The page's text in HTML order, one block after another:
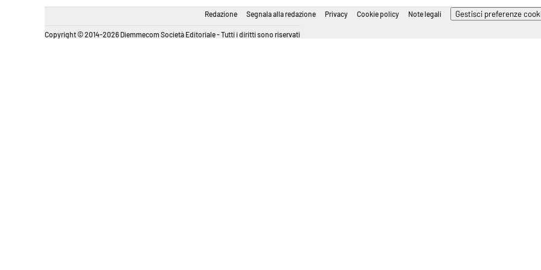
Redazione Segnala alla redazione Privacy Cookie policy Note legali Gestisci preferenze
Copyright © 2014-2026 Diemmecom Società Editoriale - Tutti i diritti sono riservati